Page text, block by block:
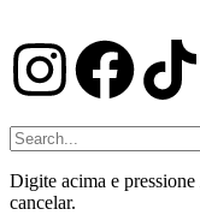
Digite acima e pressione
cancelar.